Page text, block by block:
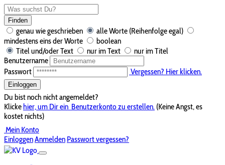
Finden
genau wie geschrieben
alle Worte (Reihenfolge egal)
mindestens eins der Worte
boolean
Titel und/oder Text
nur im Text
nur im Titel
Benutzername
Passwort
Vergessen? Hier klicken.
Einloggen
Du bist noch nicht angemeldet?
Klickehier, um Dir ein Benutzerkonto zu erstellen. (Keine Angst, es
kostet nichts)
Mein Konto
EinloggenAnmelden Passwort vergessen?